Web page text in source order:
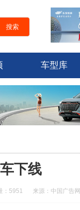
车型库
下线
来源：中国广告网
：5951